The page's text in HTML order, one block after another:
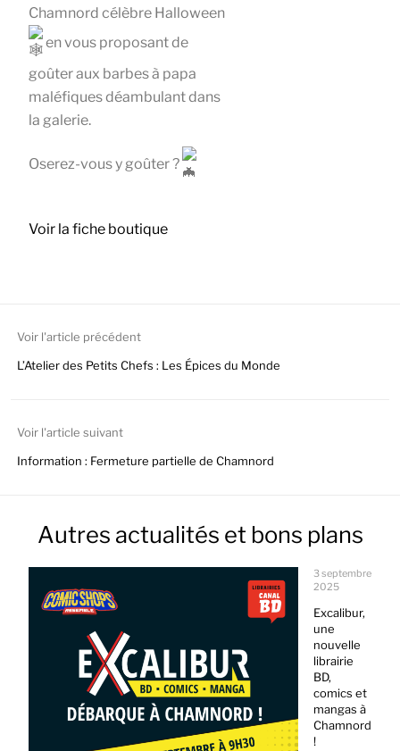
Chamnord célèbre Halloween
en vous proposant de
goûter aux barbes à papa
maléfiques déambulant dans
la galerie.
Oserez-vous y goûter ?
Voir la fiche boutique
Voir l'article précédent
L’Atelier des Petits Chefs : Les Épices du Monde
Voir l'article suivant
Information : Fermeture partielle de Chamnord
Autres actualités et bons plans
3 septembre
2025
Excalibur,
une
nouvelle
librairie
BD,
comics et
mangas à
Chamnord
!